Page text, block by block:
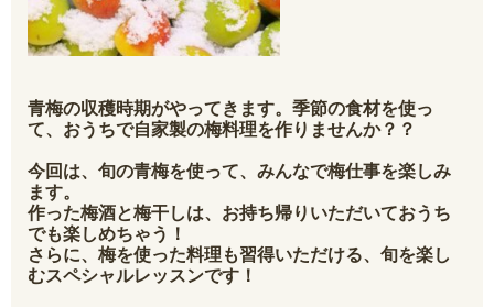
青梅の収穫時期がやってきます。季節の食材を使っ
て、おうちで自家製の梅料理を作りませんか？？
今回は、旬の青梅を使って、みんなで梅仕事を楽しみ
ます。
作った梅酒と梅干しは、お持ち帰りいただいておうち
でも楽しめちゃう！
さらに、梅を使った料理も習得いただける、旬を楽し
むスペシャルレッスンです！